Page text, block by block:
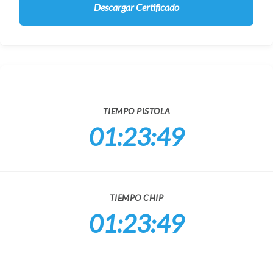
Descargar Certificado
TIEMPO PISTOLA
01:23:49
TIEMPO CHIP
01:23:49